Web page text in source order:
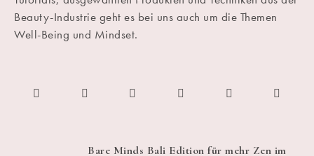
Beauty-Industrie geht es bei uns auch um die Themen
Well-Being und Mindset.
Bare Minds Bali Edition für mehr Zen im